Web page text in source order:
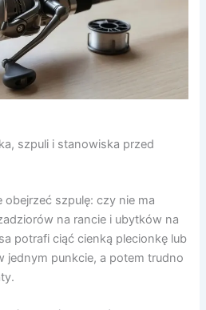
szpuli i stanowiska przed
obejrzeć szpulę: czy nie ma
na rancie i ubytków na
potrafi ciąć cienką plecionkę lub
jednym punkcie, a potem trudno